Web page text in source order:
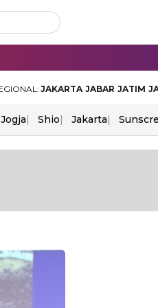
JAKARTA JABAR JATIM
Jogja Shio Jakarta